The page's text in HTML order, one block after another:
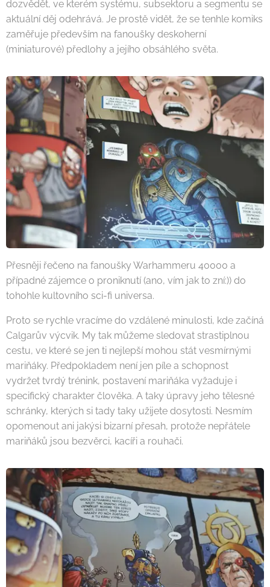
dozvědět, ve kterém systému, subsektoru a segmentu se
aktuální děj odehrává. Je prostě vidět, že se tenhle komiks
zaměřuje především na fanoušky deskoherní
(miniaturové) předlohy a jejího obsáhlého světa.
Přesněji řečeno na fanoušky Warhammeru 40000 a
případné zájemce o proniknutí (ano, vím jak to zní:)) do
tohohle kultovního sci-fi universa.
Proto se rychle vracíme do vzdálené minulosti, kde začíná
Calgarův výcvik. My tak můžeme sledovat strastiplnou
cestu, ve které se jen ti nejlepší mohou stát vesmírnými
mariňáky. Předpokladem není jen píle a schopnost
vydržet tvrdý trénink, postavení mariňáka vyžaduje i
specifický charakter člověka. A taky úpravy jeho tělesné
schránky, kterých si tady taky užijete dosytosti. Nesmím
opomenout ani jakýsi bizarní přesah, protože nepřátele
mariňáků jsou bezvěrci, kacíři a rouhači.